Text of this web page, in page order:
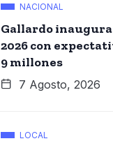
NACIONAL
Gallardo inaugura
2026 con
9 millones
7 Agosto, 2026
LOCAL